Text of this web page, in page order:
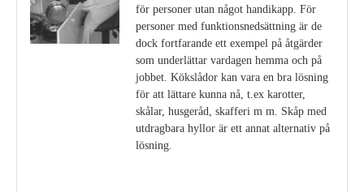
för personer utan något handikapp. För
personer med funktionsnedsättning är de
dock fortfarande ett exempel på åtgärder
som underlättar vardagen hemma och på
jobbet. Kökslådor kan vara en bra lösning
för att lättare kunna nå, t.ex karotter,
skålar, husgeråd, skafferi m m. Skåp med
utdragbara hyllor är ett annat alternativ på
lösning.